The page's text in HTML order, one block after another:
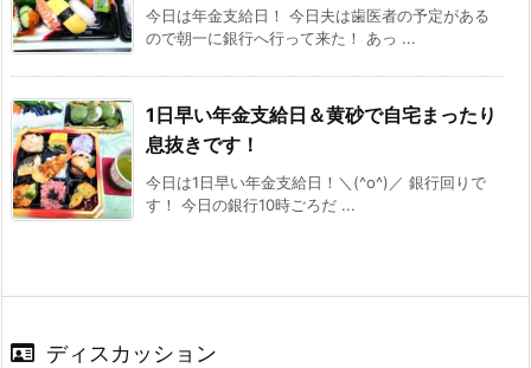
今日は年金支給日！ 今日夫は歯医者の予定がある
ので朝一に銀行へ行って来た！ あっ ...
1日早い年金支給日＆黄砂で自宅まったり
息抜きです！
今日は1日早い年金支給日！＼(^o^)／ 銀行回りで
す！ 今日の銀行10時ごろだ ...
ディスカッション